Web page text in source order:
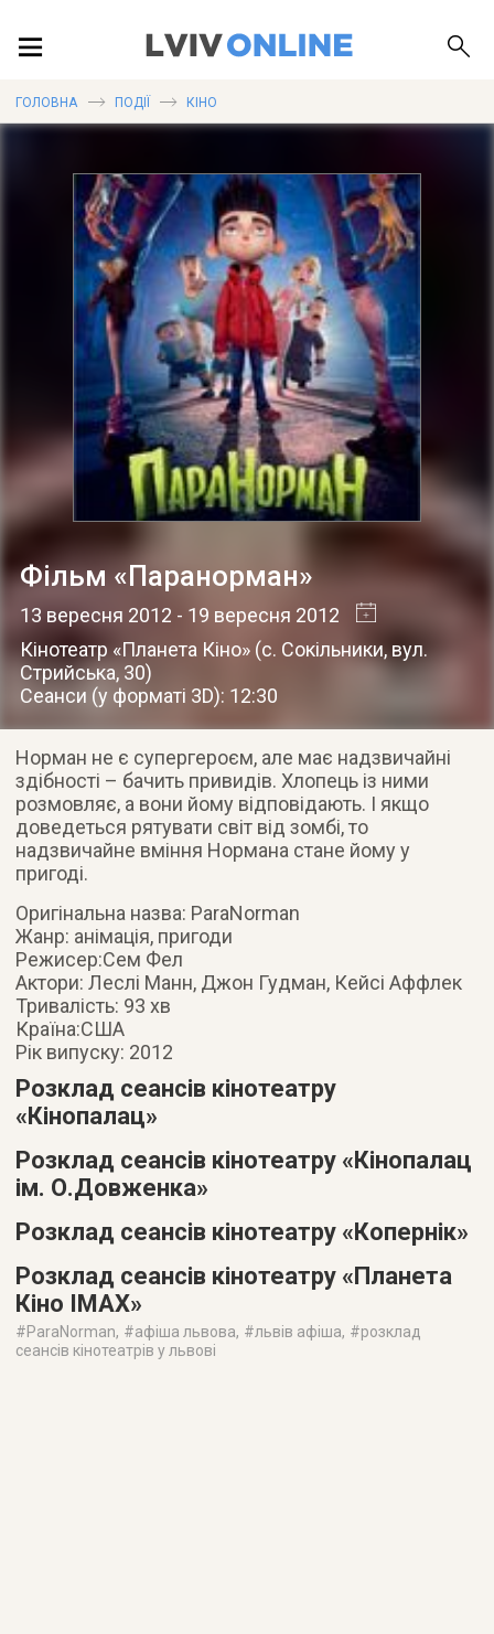
ПУБЛІКАЦІЇ
ДОВІДКА
ГОЛОВНА ПОДІЇ КІНО
Фільм «Паранорман»
13 вересня 2012 - 19 вересня 2012
Кінотеатр «Планета Кіно» (с. Сокільники, вул.
Стрийська, 30)
Сеанси (у форматі 3D): 12:30
Норман не є супергероєм, але має надзвичайні
здібності – бачить привидів. Хлопець із ними
розмовляє, а вони йому відповідають. І якщо
доведеться рятувати світ від зомбі, то
надзвичайне вміння Нормана стане йому у
пригоді.
Оригінальна назва: ParaNorman
Жанр: анімація, пригоди
Режисер:Сем Фел
Актори: Леслі Манн, Джон Гудман, Кейсі Аффлек
Тривалість: 93 хв
Країна:США
Рік випуску: 2012
Розклад сеансів кінотеатру
«Кінопалац»
Розклад сеансів кінотеатру «Кінопалац
ім. О.Довженка»
Розклад сеансів кінотеатру «Копернік»
Розклад сеансів кінотеатру «Планета
Кіно IMAX»
#ParaNorman, #афіша львова, #львів афіша, #розклад
сеансів кінотеатрів у львові